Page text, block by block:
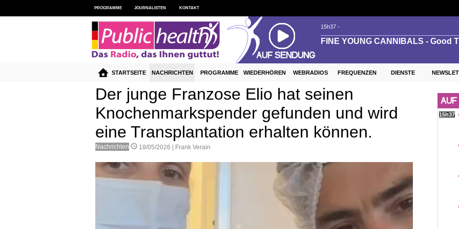
Der junge Franzose Elio hat seinen
Knochenmarkspender gefunden und wird
eine Transplantation erhalten können.
Nachrichten 18/05/2026 | Frank Verain
PROGRAMME JOURNALISTEN KONTAKT
STARTSEITE NACHRICHTEN PROGRAMME WIEDERHÖREN WEBRADIOS FREQUENZEN DIENSTE